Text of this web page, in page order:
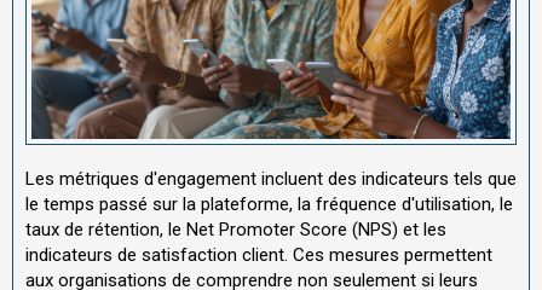
Les métriques d'engagement incluent des indicateurs tels que
le temps passé sur la plateforme, la fréquence d'utilisation, le
taux de rétention, le Net Promoter Score (NPS) et les
indicateurs de satisfaction client. Ces mesures permettent
aux organisations de comprendre non seulement si leurs